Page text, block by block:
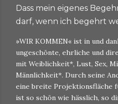
Dass mein eigenes
darf, wenn ich begehrt
»WIR KOMMEN« ist in und
ungeschönte, ehrliche und
mit Weiblichkeit*, Lust, Sex,
Männlichkeit*. Durch seine
eine breite Projektionsfläche
ist so schön wie hässlich, so